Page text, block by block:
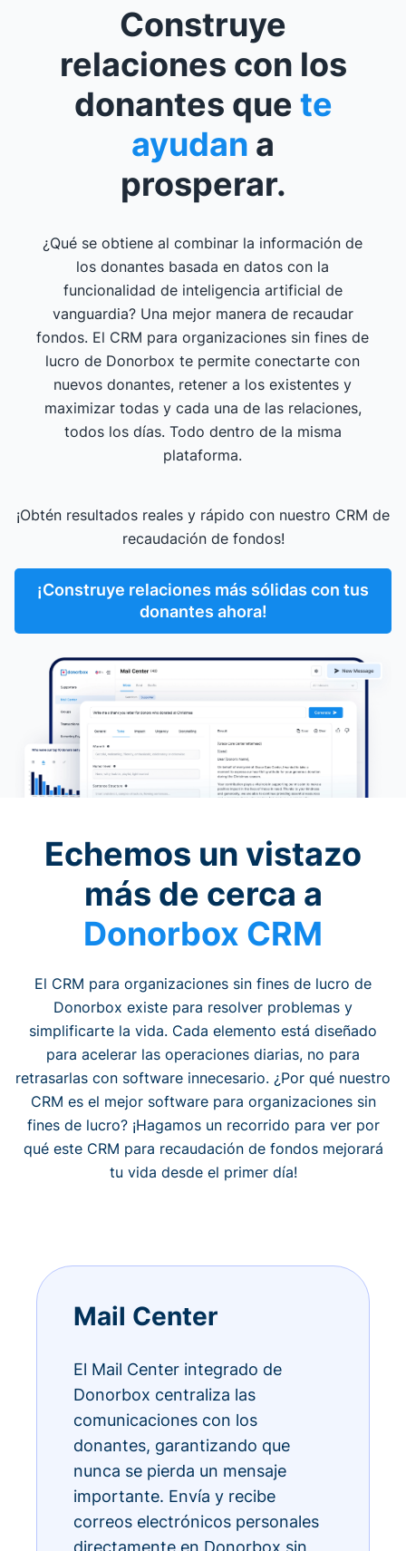
Construye
relaciones con los
donantes que te
ayudan a
prosperar.
¿Qué se obtiene al combinar la información de
los donantes basada en datos con la
funcionalidad de inteligencia artificial de
vanguardia? Una mejor manera de recaudar
fondos. El CRM para organizaciones sin fines de
lucro de Donorbox te permite conectarte con
nuevos donantes, retener a los existentes y
maximizar todas y cada una de las relaciones,
todos los días. Todo dentro de la misma
plataforma.
¡Obtén resultados reales y rápido con nuestro CRM de
recaudación de fondos!
¡Construye relaciones más sólidas con tus
donantes ahora!
Echemos un vistazo
más de cerca a
Donorbox CRM
El CRM para organizaciones sin fines de lucro de
Donorbox existe para resolver problemas y
simplificarte la vida. Cada elemento está diseñado
para acelerar las operaciones diarias, no para
retrasarlas con software innecesario. ¿Por qué nuestro
CRM es el mejor software para organizaciones sin
fines de lucro? ¡Hagamos un recorrido para ver por
qué este CRM para recaudación de fondos mejorará
tu vida desde el primer día!
Mail Center
El Mail Center integrado de
Donorbox centraliza las
comunicaciones con los
donantes, garantizando que
nunca se pierda un mensaje
importante. Envía y recibe
correos electrónicos personales
directamente en Donorbox sin